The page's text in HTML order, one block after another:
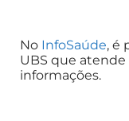
No InfoSaúde, é
UBS que atende
informações.